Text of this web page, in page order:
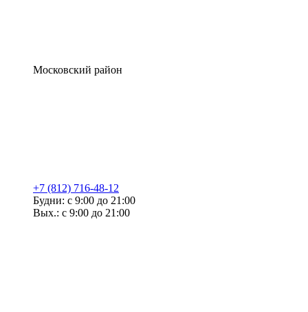
Московский район
+7 (812) 716-48-12
Будни: с 9:00 до 21:00
Вых.: с 9:00 до 21:00